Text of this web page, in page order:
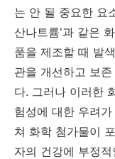
는 안 될 중요한 요
산나트륨'과 같은
품을 제조할 때 발
관을 개선하고 보
다. 그러나 이러한
험성에 대한 우려
쳐 화학 첨가물이
자의 건강에 부정